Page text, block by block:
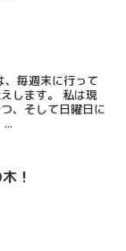
、毎週末に行って
します。 私は現
、そして日曜日に
！